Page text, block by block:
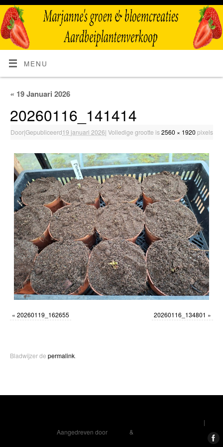
MENU
« 19 Januari 2026
20260116_141414
Door|Gepubliceerd19 januari 2026| Volledige grootte is2560 × 1920pixels
«20260119_162655 20260116_134801 »
Bladwijzer depermalink
|
Aangedreven door
&